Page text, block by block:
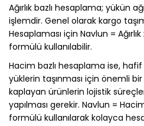
Ağırlık bazlı hesaplama; yükün
işlemdir. Genel olarak kargo
Hesaplaması için Navlun = Ağırlık
formülü kullanılabilir.
Hacim bazlı hesaplama ise,
yüklerin taşınması için önemli
kaplayan ürünlerin lojistik
yapılması gerekir. Navlun =
formülü kullanılarak kolayca